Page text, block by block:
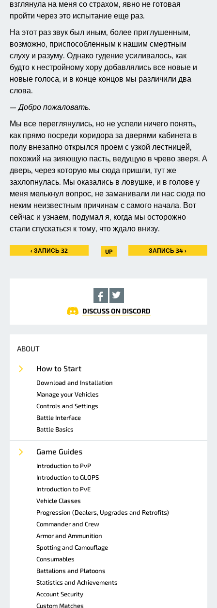
взглянула на меня со страхом, явно не готовая
пройти через это испытание еще раз.
На этот раз звук был иным, более приглушенным,
возможно, приспособленным к нашим смертным
слуху и разуму. Однако гудение усиливалось, как
будто к нестройному хору добавлялись все новые и
новые голоса, и в конце концов мы различили два
слова.
— Добро пожаловать.
Мы все переглянулись, но не успели ничего понять,
как прямо посреди коридора за дверями кабинета в
полу внезапно открылся проем с узкой лестницей,
похожий на зияющую пасть, ведущую в чрево зверя. А
дверь, через которую мы сюда пришли, тут же
захлопнулась. Мы оказались в ловушке, и в голове у
меня мелькнул вопрос, не заманивали ли нас сюда по
неким неизвестным причинам с самого начала. Вот
сейчас и узнаем, подумал я, когда мы осторожно
стали спускаться к тому, что ждало внизу.
‹ ЗАПИСЬ 32 UP ЗАПИСЬ 34 ›
DISCUSS ON DISCORD
ABOUT
How to Start
Download and Installation
Manage your Vehicles
Controls and Settings
Battle Interface
Battle Basics
Game Guides
Introduction to PvP
Introduction to GLOPS
Introduction to PvE
Vehicle Classes
Progression (Dealers, Upgrades and Retrofits)
Commander and Crew
Armor and Ammunition
Spotting and Camouflage
Consumables
Battalions and Platoons
Statistics and Achievements
Account Security
Custom Matches